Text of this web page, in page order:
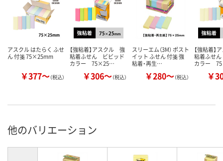
アスクル はたらく ふせ
ん 付箋 75×25mm
￥377～（税込）
【強粘着】アスクル 強
粘着ふせん ビビッド
カラー 75×25…
￥306～（税込）
スリーエム（3M） ポスト
イット ふせん 付箋 強
粘着・再生…
￥280～（税込）
【強粘着
粘着ふせ
カラー
￥
他のバリエーション